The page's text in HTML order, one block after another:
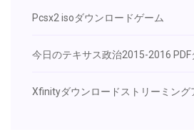
Pcsx2 isoダウンロードゲーム
今日のテキサス政治2015-2016 PDF
Xfinityダウンロードストリーミング